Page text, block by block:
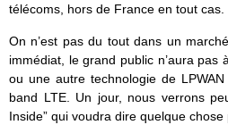
télécoms, hors de France en tout cas.
On n’est pas du tout dans un
immédiat, le grand public n’aura pas
ou une autre technologie de
band LTE. Un jour, nous verrons
Inside” qui voudra dire quelque